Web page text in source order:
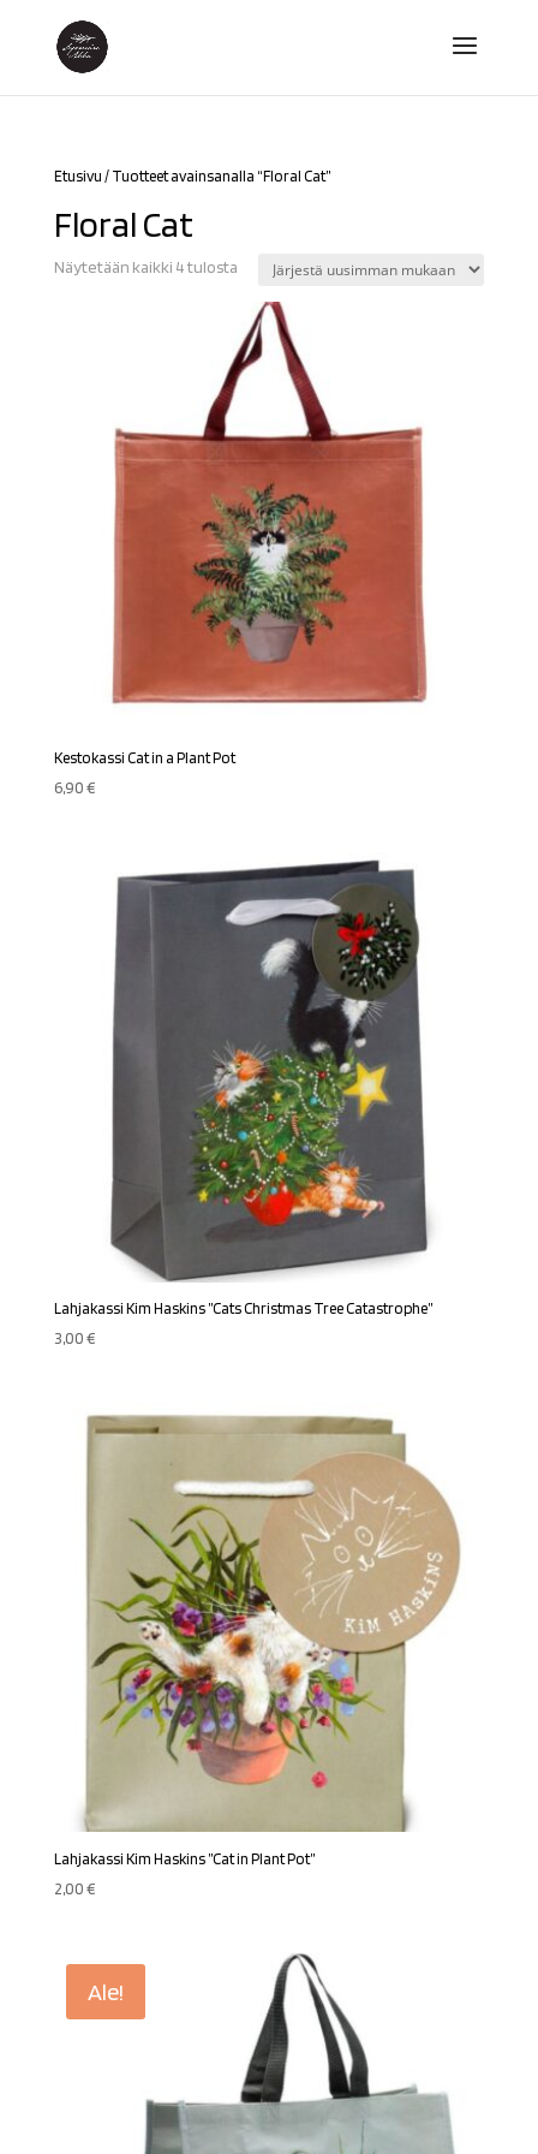
Etusivu / Tuotteet avainsanalla “Floral Cat”
Floral Cat
Näytetään kaikki 4 tulostaSorted
latest
Kestokassi Cat in a Plant Pot
6,90€
Lahjakassi Kim Haskins ”Cats Christmas Tree Catastrophe”
3,00€
Lahjakassi Kim Haskins ”Cat in Plant Pot”
2,00€
Ale!